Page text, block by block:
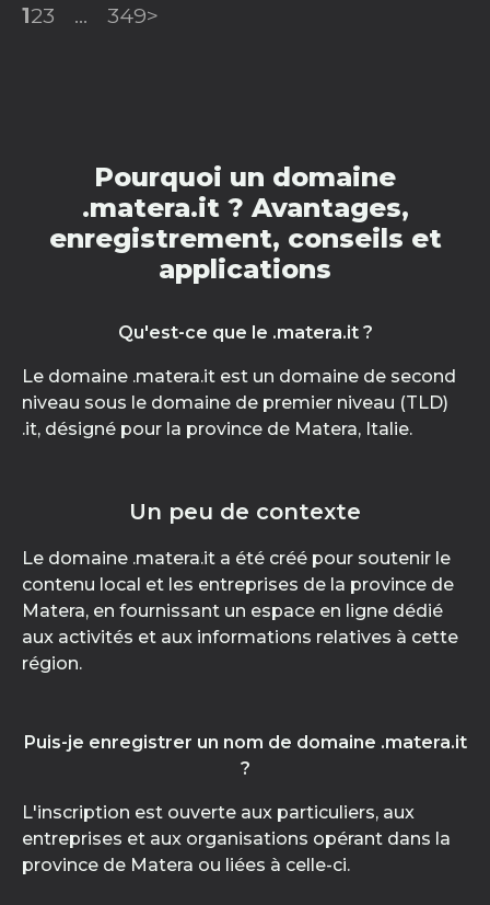
123 ... 349>
Pourquoi un domaine
.matera.it ? Avantages,
enregistrement, conseils et
applications
Qu'est-ce que le .matera.it ?
Le domaine .matera.it est un domaine de second
niveau sous le domaine de premier niveau (TLD)
.it, désigné pour la province de Matera, Italie.
Un peu de contexte
Le domaine .matera.it a été créé pour soutenir le
contenu local et les entreprises de la province de
Matera, en fournissant un espace en ligne dédié
aux activités et aux informations relatives à cette
région.
Puis-je enregistrer un nom de domaine .matera.it
?
L'inscription est ouverte aux particuliers, aux
entreprises et aux organisations opérant dans la
province de Matera ou liées à celle-ci.